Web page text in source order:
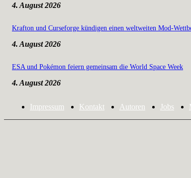
4. August 2026
Krafton und Curseforge kündigen einen weltweiten Mod-
4. August 2026
ESA und Pokémon feiern gemeinsam die World Space Week
4. August 2026
Impressum Kontakt Autoren Jobs